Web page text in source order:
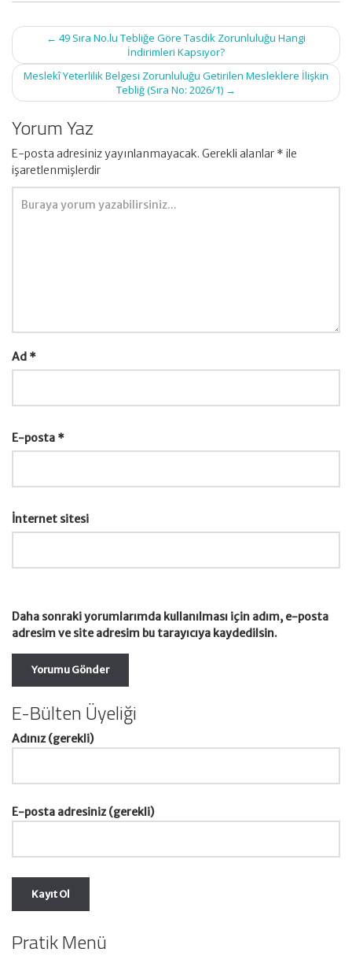
Post
navigation
← 49 Sıra No.lu Tebliğe Göre Tasdik Zorunluluğu Hangi
İndirimleri Kapsıyor?
Meslekî Yeterlilik Belgesi Zorunluluğu Getirilen Mesleklere İlişkin
Tebliğ (Sıra No: 2026/1) →
Yorum Yaz
E-posta adresiniz yayınlanmayacak. Gerekli alanlar * ile
işaretlenmişlerdir
Ad *
E-posta *
İnternet sitesi
Daha sonraki yorumlarımda kullanılması için adım, e-posta
adresim ve site adresim bu tarayıcıya kaydedilsin.
E-Bülten Üyeliği
Adınız (gerekli)
E-posta adresiniz (gerekli)
Pratik Menü